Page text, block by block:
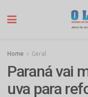
Home Geral
Paraná vai
uva para